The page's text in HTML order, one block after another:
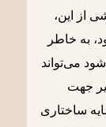
از این،
به خاطر
می‌تواند
جهت
ساختاری